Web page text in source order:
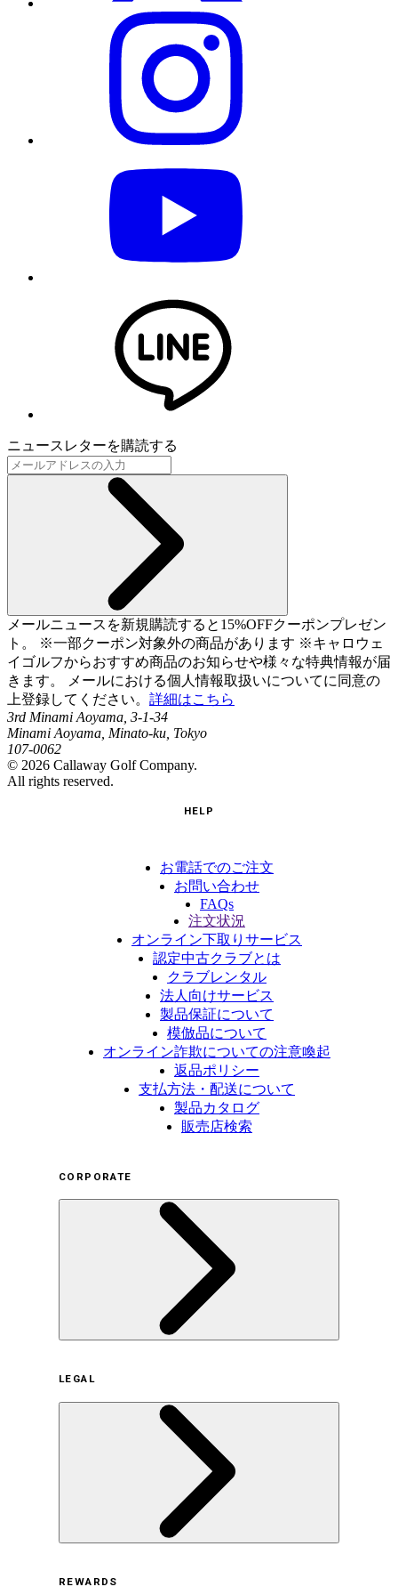
ニュースレターを購読する
メールニュースを新規購読すると15%OFFクーポンプレゼン
ト。 ※一部クーポン対象外の商品があります ※キャロウェ
イゴルフからおすすめ商品のお知らせや様々な特典情報が届
きます。 メールにおける個人情報取扱いについてに同意の
上登録してください。 詳細はこちら
3rd Minami Aoyama, 3-1-34
Minami Aoyama, Minato-ku, Tokyo
107-0062
© 2026 Callaway Golf Company.
All rights reserved.
HELP
お電話でのご注文
お問い合わせ
FAQs
注文状況
オンライン下取りサービス
認定中古クラブとは
クラブレンタル
法人向けサービス
製品保証について
模倣品について
オンライン詐欺についての注意喚起
返品ポリシー
支払方法・配送について
製品カタログ
販売店検索
CORPORATE
サステナビリティの取り組み（日本）
サステナビリティの取り組み（米国/英語）
ヒストリー
採用情報
LEGAL
REWARDS